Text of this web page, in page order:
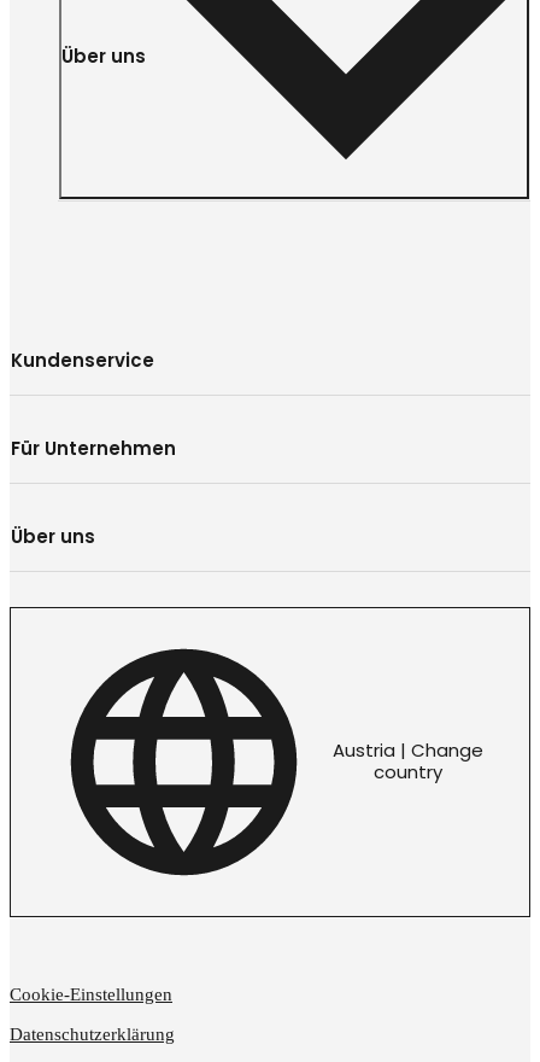
Über uns
Kundenservice
Für Unternehmen
Über uns
Austria | Change
country
Cookie-Einstellungen
Datenschutzerklärung